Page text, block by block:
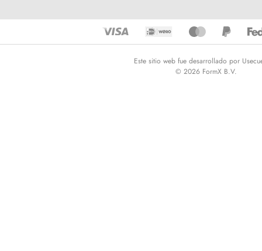
Este sitio web fue desarrollado por
© 2026 FormX B.V.